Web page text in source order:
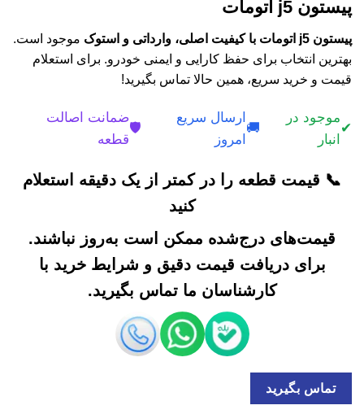
پیستون j5 اتومات
پیستون j5 اتومات با کیفیت اصلی، وارداتی و استوک
موجود است.
بهترین انتخاب برای حفظ کارایی و ایمنی خودرو. برای استعلام
قیمت و خرید سریع، همین حالا تماس بگیرید!
✔
موجود در
انبار
🚚
ارسال سریع
امروز
🛡️
ضمانت اصالت
قطعه
📞 قیمت قطعه را در کمتر از یک دقیقه استعلام
کنید
قیمت‌های درج‌شده ممکن است به‌روز نباشند.
برای دریافت قیمت دقیق و شرایط خرید با
کارشناسان ما تماس بگیرید.
تماس بگیرید